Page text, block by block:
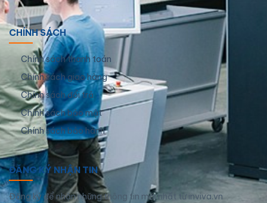
CHÍNH SÁCH
Chính sách thanh toán
Chính sách giao hàng
Chính sách đổi trả
Chính sách bảo mật
Chính sách bảo hành
ĐĂNG KÝ NHẬN TIN
Đăng ký để nhận những thông tin mới nhất từ inviva.vn